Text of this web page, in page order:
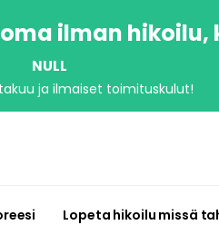
ilman
NULL
ja ilmaiset toimituskulut!
Lopeta hikoilu missä